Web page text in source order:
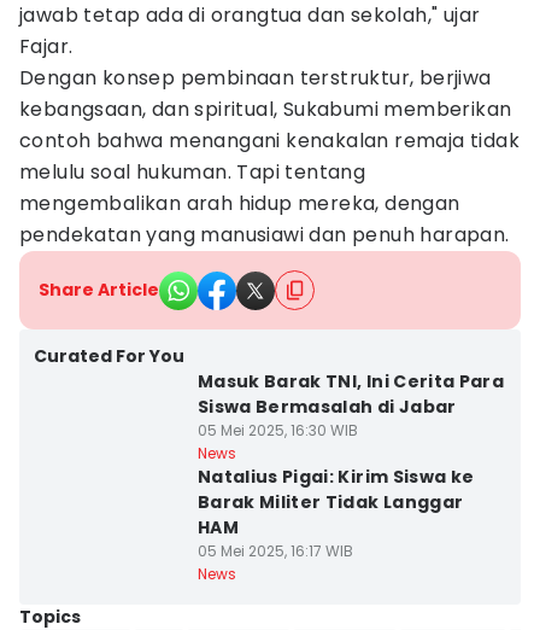
jawab tetap ada di orangtua dan sekolah," ujar
Fajar.
Dengan konsep pembinaan terstruktur, berjiwa
kebangsaan, dan spiritual, Sukabumi memberikan
contoh bahwa menangani kenakalan remaja tidak
melulu soal hukuman. Tapi tentang
mengembalikan arah hidup mereka, dengan
pendekatan yang manusiawi dan penuh harapan.
Share Article
Curated For You
Masuk Barak TNI, Ini Cerita Para
Siswa Bermasalah di Jabar
05 Mei 2025, 16:30 WIB
News
Natalius Pigai: Kirim Siswa ke
Barak Militer Tidak Langgar
HAM
05 Mei 2025, 16:17 WIB
News
Topics